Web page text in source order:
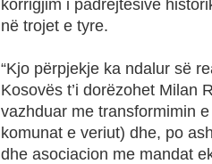
korrigjim i padrejtësive
në trojet e tyre.
“Kjo përpjekje ka ndalur së
Kosovës t’i dorëzohet Milan
vazhduar me transformimin
komunat e veriut) dhe, po
dhe asociacion me mandat